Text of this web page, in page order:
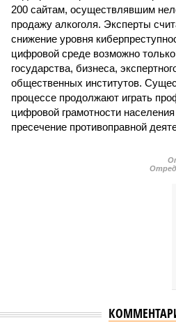
200 сайтам, осуществлявшим
продажу алкоголя. Эксперты
снижение уровня
цифровой среде возможно
государства, бизнеса,
общественных институтов.
процессе продолжают играть
цифровой грамотности
пресечение противоправной